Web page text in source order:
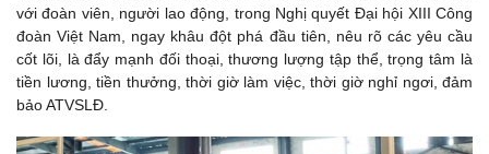
với đoàn viên, người lao động, trong Nghị quyết Đại hội XIII Công
đoàn Việt Nam, ngay khâu đột phá đầu tiên, nêu rõ các yêu cầu
cốt lõi, là đẩy mạnh đối thoại, thương lượng tập thể, trọng tâm là
tiền lương, tiền thưởng, thời giờ làm việc, thời giờ nghỉ ngơi, đảm
bảo ATVSLĐ.